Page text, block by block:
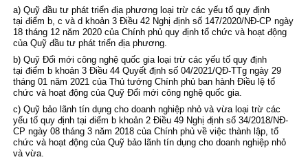
a) Quỹ đầu tư phát triển địa phương loại trừ các yếu tố quy định
tạiđiểm b, c và d khoản 3 Điều 42 Nghị định số 147/2020/NĐ-CP ngày
18 tháng 12 năm 2020 của Chính phủ quy định tổ chức và hoạt động
của Quỹ đầu tư phát triển địa phương.
b) Quỹ Đổi mới công nghệ quốc gia loại trừ các yếu tố quy định
tạiđiểm b khoản 3 Điều 44 Quyết định số 04/2021/QĐ-TTg ngày 29
tháng 01 năm 2021 của Thủ tướng Chính phủ ban hành Điều lệ tổ
chức và hoạt động của Quỹ Đổi mới công nghệ quốc gia.
c) Quỹ bảo lãnh tín dụng cho doanh nghiệp nhỏ và vừa loại trừ các
yếu tố quy định tạiđiểm b khoản 2 Điều 49 Nghị định số 34/2018/NĐ-
CP ngày 08 tháng 3 năm 2018 của Chính phủ về việc thành lập, tổ
chức và hoạt động của Quỹ bảo lãnh tín dụng cho doanh nghiệp nhỏ
và vừa.